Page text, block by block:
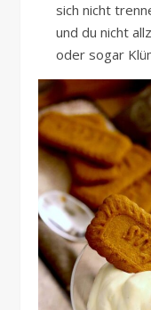
sich nicht
und du nicht
oder sogar